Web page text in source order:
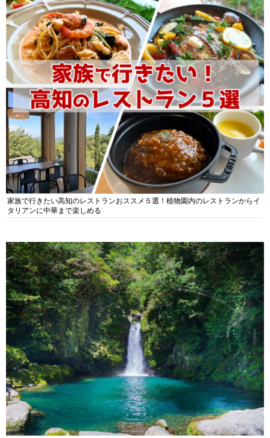
家族で行きたい高知のレストランおススメ５選！植物園内のレストランからイ
タリアンに中華まで楽しめる